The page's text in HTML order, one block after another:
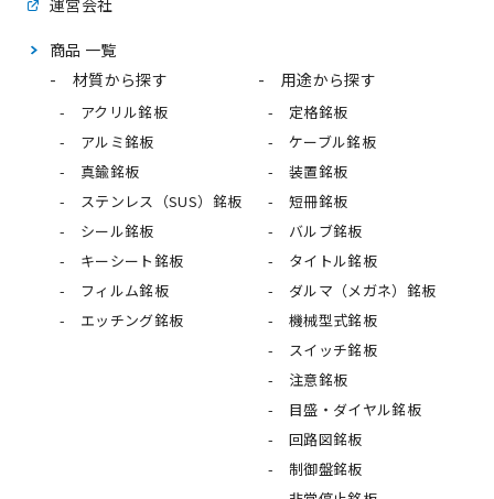
商品 一覧
材質から探す
アクリル銘板
アルミ銘板
真鍮銘板
ステンレス（SUS）銘板
シール銘板
キーシート銘板
フィルム銘板
エッチング銘板
用途から探す
定格銘板
ケーブル銘板
装置銘板
短冊銘板
バルブ銘板
タイトル銘板
ダルマ（メガネ）銘板
機械型式銘板
スイッチ銘板
注意銘板
目盛・ダイヤル銘板
回路図銘板
制御盤銘板